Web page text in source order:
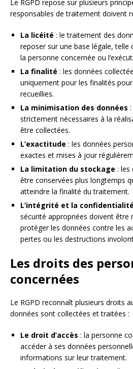
Le RGPD repose sur plusieurs
responsables de traitement doivent
La licéité : le traitement des
reposer sur une base légale, telle
la personne concernée ou
La finalité : les données
uniquement pour les finalités
recueillies.
La minimisation des données
strictement nécessaires à la
être collectées.
L’exactitude : les données
exactes et mises à jour
La limitation du stockage : les
être conservées plus longtemps
atteindre la finalité du traitement.
L’intégrité et la confidentialité
sécurité appropriées doivent être
protéger les données contre les
pertes ou les destructions
Les droits des
concernées
Le RGPD reconnaît plusieurs droits
données sont collectées et traitées :
Le droit d’accès : la personne
accéder à ses données
informations sur leur traitement.